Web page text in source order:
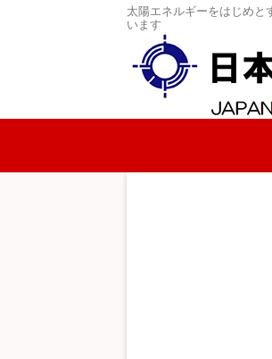
太陽エネルギーをはじめ
います
コンテンツへスキップ